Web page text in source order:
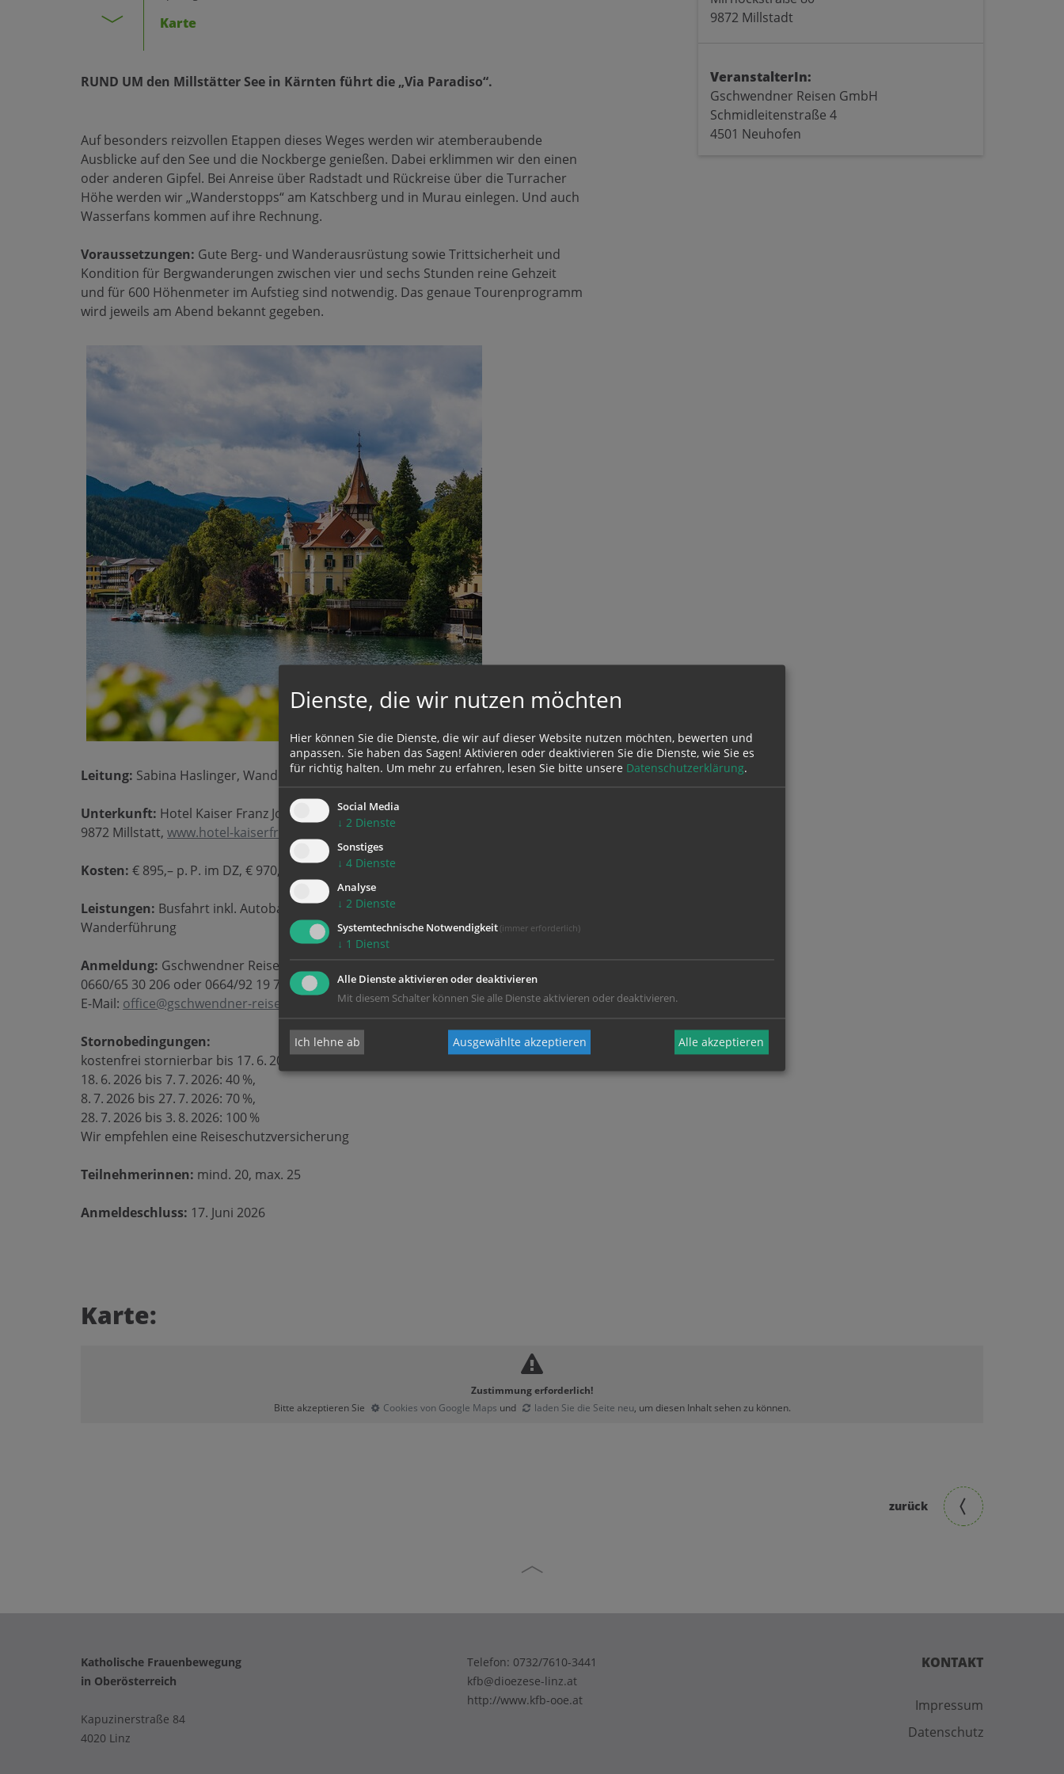
Karte
RUND UM den Millstätter See in Kärnten führt die „Via Paradiso“.
Auf besonders reizvollen Etappen dieses Weges werden wir atemberaubende
Ausblicke auf den See und die Nockberge genießen. Dabei erklimmen wir den einen
oder anderen Gipfel. Bei Anreise über Radstadt und Rückreise über die Turracher
Höhe werden wir „Wanderstopps“ am Katschberg und in Murau einlegen. Und auch
Wasserfans kommen auf ihre Rechnung.
Voraussetzungen: Gute Berg- und Wanderausrüstung sowie Trittsicherheit und
Kondition für Bergwanderungen zwischen vier und sechs Stunden reine Gehzeit
und für 600 Höhenmeter im Aufstieg sind notwendig. Das genaue Tourenprogramm
wird jeweils am Abend bekannt gegeben.
Leitung: Sabina Haslinger, Wander- und Schneeschuhführerin, Jodlerin
Unterkunft: Hotel Kaiser Franz Josef****, Mirnockstraße 80,
9872 Millstatt, www.hotel-kaiserfranzjosef.at
Kosten: € 895,– p. P. im DZ, € 970,–, im EZ (begrenzt); inkl. Ortstaxe, HP
Leistungen: Busfahrt inkl. Autobahnmaut und Parkgebühren, Kärnten-Card und
Wanderführung
Anmeldung: Gschwendner Reisen GmbH, Schmidleitenstraße 4, 4501 Neuhofen Tel.:
0660/65 30 206 oder 0664/92 19 777.
E-Mail: office@gschwendner-reisen.at www.gschwendner-reisen.at
Stornobedingungen:
kostenfrei stornierbar bis 17. 6. 2026,
18. 6. 2026 bis 7. 7. 2026: 40 %,
8. 7. 2026 bis 27. 7. 2026: 70 %,
28. 7. 2026 bis 3. 8. 2026: 100 %
Wir empfehlen eine Reiseschutzversicherung
Teilnehmerinnen: mind. 20, max. 25
Anmeldeschluss: 17. Juni 2026
9872 Millstadt
VeranstalterIn:
Gschwendner Reisen GmbH
Schmidleitenstraße 4
4501 Neuhofen
Karte:
Zustimmung erforderlich!
Bitte akzeptieren Sie
Cookies von Google Maps und laden Sie die Seite neu, um diesen Inhalt sehen zu können.
zurück
KONTAKT
Impressum
Datenschutz
Katholische Frauenbewegung
in Oberösterreich
Kapuzinerstraße 84
4020 Linz
Telefon: 0732/7610-3441
kfb@dioezese-linz.at
http://www.kfb-ooe.at
Dienste, die wir nutzen möchten
Hier können Sie die Dienste, die wir auf dieser Website nutzen möchten, bewerten und
anpassen. Sie haben das Sagen! Aktivieren oder deaktivieren Sie die Dienste, wie Sie es
für richtig halten. Um mehr zu erfahren, lesen Sie bitte unsere Datenschutzerklärung.
Social Media
↓ 2 Dienste
Sonstiges
↓ 4 Dienste
Analyse
↓ 2 Dienste
Systemtechnische Notwendigkeit (immer erforderlich)
↓ 1 Dienst
Alle Dienste aktivieren oder deaktivieren
Mit diesem Schalter können Sie alle Dienste aktivieren oder deaktivieren.
Ich lehne ab Ausgewählte akzeptieren Alle akzeptieren